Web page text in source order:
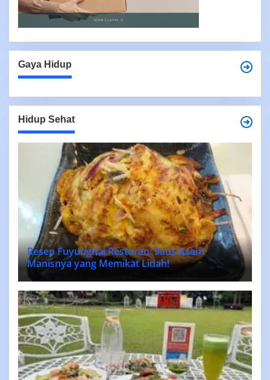
Gaya Hidup
Hidup Sehat
Resep Fuyunghai Restoran: Saus Asam
Manisnya yang Memikat Lidah!